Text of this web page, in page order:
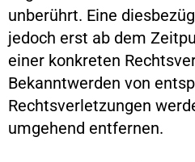
unberührt. Eine
jedoch erst ab dem
einer konkreten
Bekanntwerden von
Rechtsverletzungen
umgehend entfernen.